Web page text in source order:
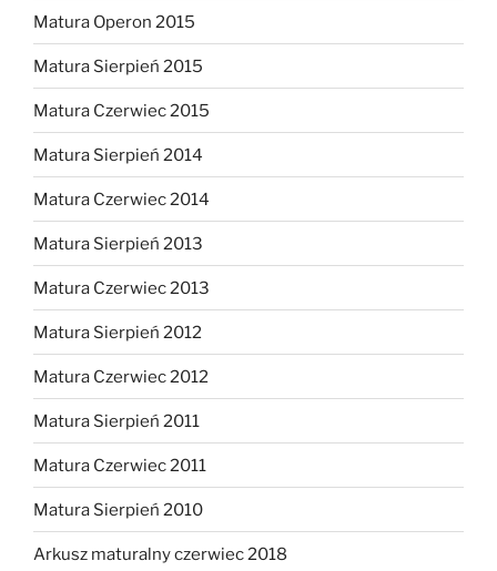
Matura Operon 2015
Matura Sierpień 2015
Matura Czerwiec 2015
Matura Sierpień 2014
Matura Czerwiec 2014
Matura Sierpień 2013
Matura Czerwiec 2013
Matura Sierpień 2012
Matura Czerwiec 2012
Matura Sierpień 2011
Matura Czerwiec 2011
Matura Sierpień 2010
Arkusz maturalny czerwiec 2018